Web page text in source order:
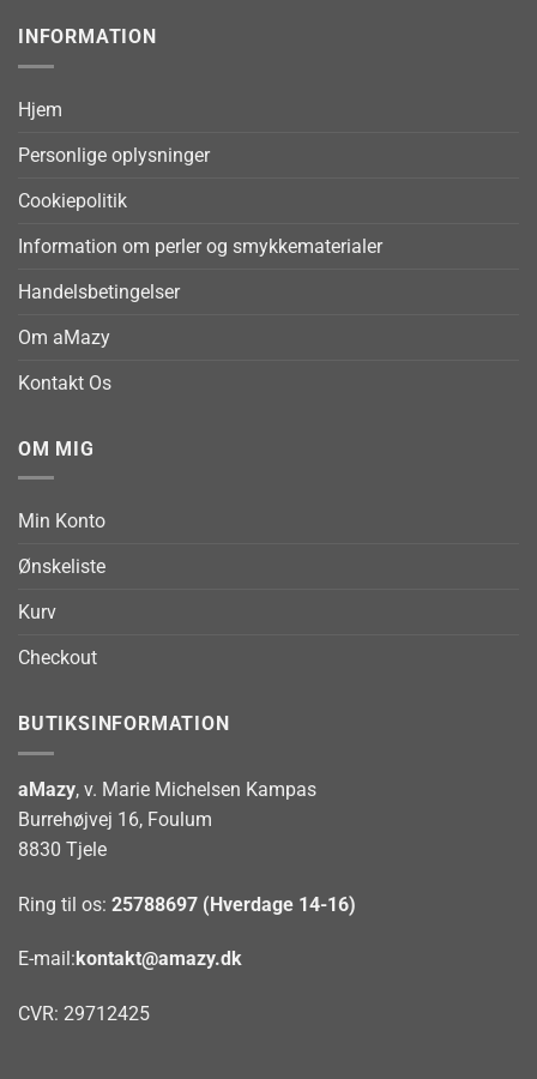
INFORMATION
Hjem
Personlige oplysninger
Cookiepolitik
Information om perler og smykkematerialer
Handelsbetingelser
Om aMazy
Kontakt Os
OM MIG
Min Konto
Ønskeliste
Kurv
Checkout
BUTIKSINFORMATION
aMazy, v. Marie Michelsen Kampas
Burrehøjvej 16, Foulum
8830 Tjele
Ring til os: 25788697 (Hverdage 14-16)
E-mail: kontakt@amazy.dk
CVR: 29712425